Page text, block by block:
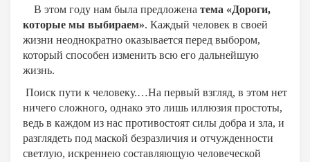
В этом году нам была предложена тема «Дороги,
которые мы выбираем». Каждый человек в своей
жизни неоднократно оказывается перед выбором,
который способен изменить всю его дальнейшую
жизнь.
Поиск пути к человеку.…На первый взгляд, в этом нет
ничего сложного, однако это лишь иллюзия простоты,
ведь в каждом из нас противостоят силы добра и зла, и
разглядеть под маской безразличия и отчужденности
светлую, искреннею составляющую человеческой